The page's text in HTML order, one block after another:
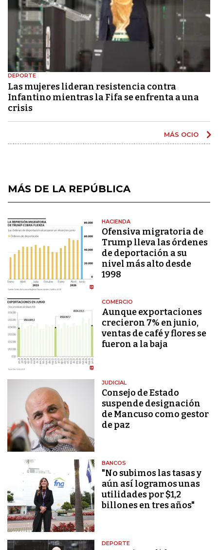
DEPORTE
Las mujeres lideran resistencia contra
Infantino mientras la Fifa se enfrenta a una
crisis
MÁS OCIO
MÁS DE LA REPÚBLICA
HACIENDA
Ofensiva migratoria de
Trump lleva las órdenes
de deportación a su
nivel más alto desde
1998
COMERCIO
Aunque exportaciones
crecieron 7% en junio,
ventas de café y flores se
fueron a la baja
JUDICIAL
Consejo de Estado
suspende designación
de Mancuso como gestor
de paz
BANCOS
"No subimos las tasas y
aún así logramos unas
utilidades por $1,2
billones en tres años"
DEPORTE